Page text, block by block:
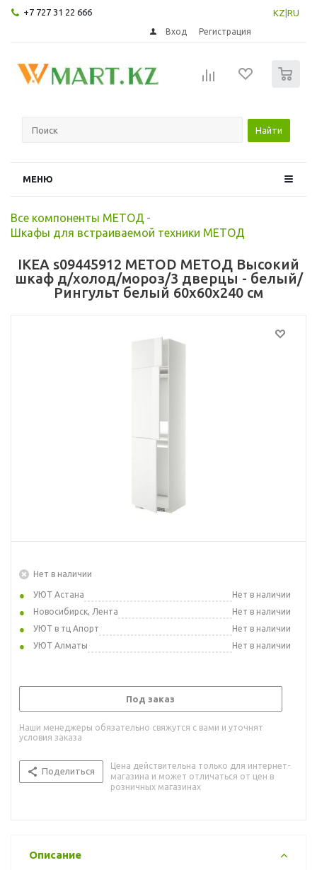
+7 727 31 22 666 KZ RU
Вход Регистрация
Найти
МЕНЮ
Все компоненты МЕТОД -
Шкафы для встраиваемой техники МЕТОД
IKEA s09445912 METOD МЕТОД Высокий
шкаф д/холод/мороз/3 дверцы - белый/
Рингульт белый 60x60x240 см
Нет в наличии
УЮТ Астана
Нет в наличии
Новосибирск, Лента
Нет в наличии
УЮТ в тц Апорт
Нет в наличии
УЮТ Алматы
Нет в наличии
Под заказ
Наши менеджеры обязательно свяжутся с вами и уточнят
условия заказа
Поделиться
Цена действительна только для интернет-
магазина и может отличаться от цен в
розничных магазинах
Описание